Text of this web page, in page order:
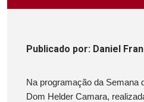
Publicado por: Daniel
Na programação da Semana
Dom Helder Camara,